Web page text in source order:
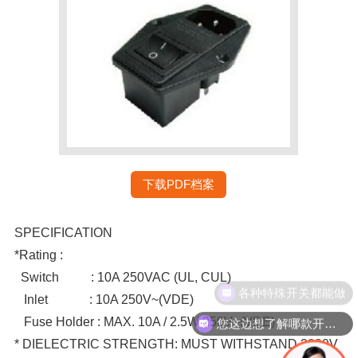
下载PDF档案
SPECIFICATION
*Rating :
Switch : 10A 250VAC (UL, CUL)
Inlet : 10A 250V~(VDE)
Fuse Holder : MAX. 10A / 2.5W 250V~(VDE)
* DIELECTRIC STRENGTH: MUST WITHSTAND 2000V
您这边想了解哪款开关？
各种特殊开关都能做